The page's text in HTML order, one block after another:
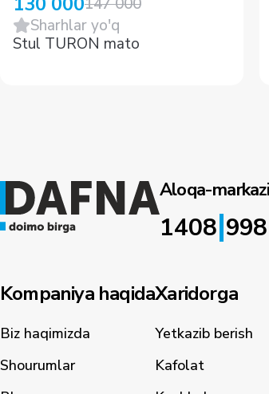
Sharhlar yo'q
Stul TURON mato
Aloqa-
1408|
Kompaniya haqida
Biz haqimizda
Shourumlar
Xaridorga
Yetkazib berish
Kafolat